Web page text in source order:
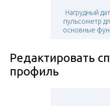
Нагрудный
пульсометр
основные
Редактировать
профиль